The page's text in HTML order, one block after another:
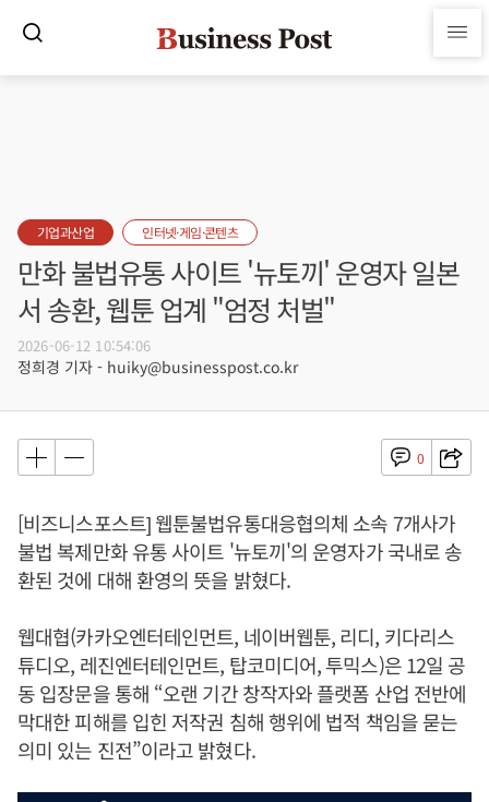
기업과산업 인터넷·게임·콘텐츠
만화 불법유통 사이트 '뉴토끼' 운영자 일본
서 송환, 웹툰 업계 "엄정 처벌"
2026-06-12 10:54:06
정희경 기자 - huiky@businesspost.co.kr
0
[비즈니스포스트] 웹툰불법유통대응협의체 소속 7개사가
불법 복제만화 유통 사이트 '뉴토끼'의 운영자가 국내로 송
환된 것에 대해 환영의 뜻을 밝혔다.
웹대협(카카오엔터테인먼트, 네이버웹툰, 리디, 키다리스
튜디오, 레진엔터테인먼트, 탑코미디어, 투믹스)은 12일 공
동 입장문을 통해 “오랜 기간 창작자와 플랫폼 산업 전반에
막대한 피해를 입힌 저작권 침해 행위에 법적 책임을 묻는
의미 있는 진전”이라고 밝혔다.